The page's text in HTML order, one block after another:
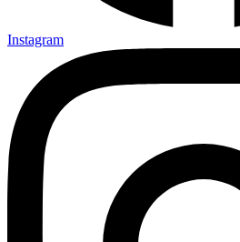
Instagram